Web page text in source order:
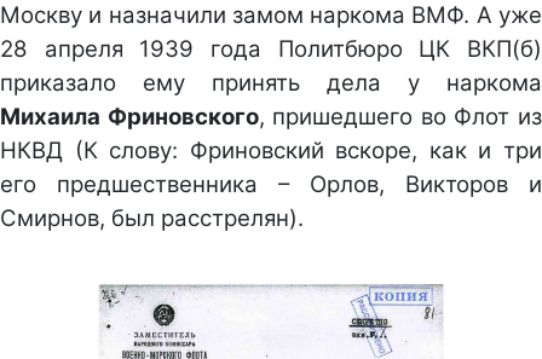
Москву и назначили замом наркома ВМФ. А уже
28 апреля 1939 года Политбюро ЦК ВКП(б)
приказало ему принять дела у наркома
Михаила Фриновского, пришедшего во Флот из
НКВД (К слову: Фриновский вскоре, как и три
его предшественника – Орлов, Викторов и
Смирнов, был расстрелян).